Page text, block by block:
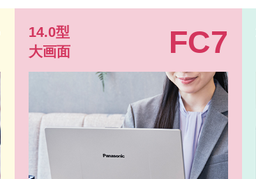
14.0型
大画面
FC7